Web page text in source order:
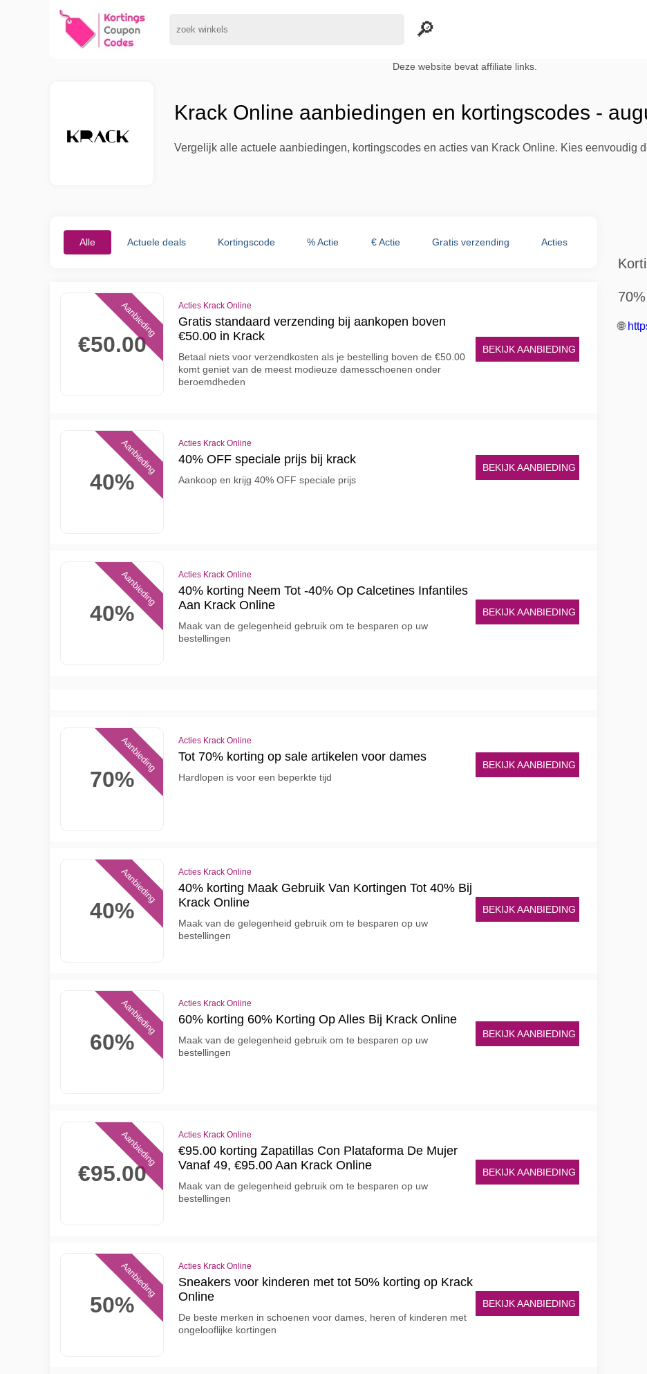
Deze website bevat affiliate links.
Krack Online aanbiedingen en kortingscodes -
Vergelijk alle actuele aanbiedingen, kortingscodes en acties van Krack Online. Kies eenvoudig
Alle Actuele deals Kortingscode % Actie € Actie Gratis verzending Acties
€50.00
Aanbieding Acties Krack Online
Gratis standaard verzending bij aankopen boven
€50.00 in Krack
Betaal niets voor verzendkosten als je bestelling boven de €50.00
komt geniet van de meest modieuze damesschoenen onder
beroemdheden
BEKIJK AANBIEDING
40%
Aanbieding Acties Krack Online
40% OFF speciale prijs bij krack
Aankoop en krijg 40% OFF speciale prijs
BEKIJK AANBIEDING
40%
Aanbieding Acties Krack Online
40% korting Neem Tot -40% Op Calcetines Infantiles
Aan Krack Online
Maak van de gelegenheid gebruik om te besparen op uw
bestellingen
BEKIJK AANBIEDING
70%
Aanbieding Acties Krack Online
Tot 70% korting op sale artikelen voor dames
Hardlopen is voor een beperkte tijd
BEKIJK AANBIEDING
40%
Aanbieding Acties Krack Online
40% korting Maak Gebruik Van Kortingen Tot 40% Bij
Krack Online
Maak van de gelegenheid gebruik om te besparen op uw
bestellingen
BEKIJK AANBIEDING
60%
Aanbieding Acties Krack Online
60% korting 60% Korting Op Alles Bij Krack Online
Maak van de gelegenheid gebruik om te besparen op uw
bestellingen
BEKIJK AANBIEDING
€95.00
Aanbieding Acties Krack Online
€95.00 korting Zapatillas Con Plataforma De Mujer
Vanaf 49, €95.00 Aan Krack Online
Maak van de gelegenheid gebruik om te besparen op uw
bestellingen
BEKIJK AANBIEDING
50%
Aanbieding Acties Krack Online
Sneakers voor kinderen met tot 50% korting op Krack
Online
De beste merken in schoenen voor dames, heren of kinderen met
ongelooflijke kortingen
BEKIJK AANBIEDING
🌐